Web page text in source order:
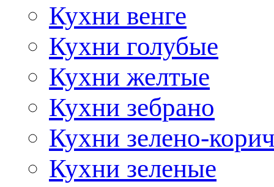
Кухни венге
Кухни голубые
Кухни желтые
Кухни зебрано
Кухни зелено-
Кухни зеленые